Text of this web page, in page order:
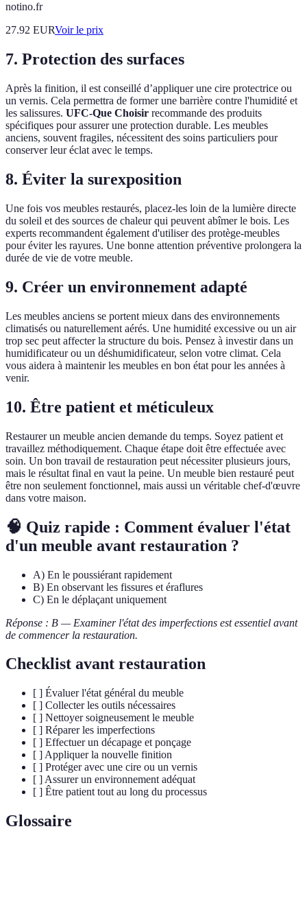
notino.fr
27.92 EURVoir le prix
7. Protection des surfaces
Après la finition, il est conseillé d’appliquer une cire protectrice ou
un vernis. Cela permettra de former une barrière contre l'humidité et
les salissures. UFC-Que Choisir recommande des produits
spécifiques pour assurer une protection durable. Les meubles
anciens, souvent fragiles, nécessitent des soins particuliers pour
conserver leur éclat avec le temps.
8. Éviter la surexposition
Une fois vos meubles restaurés, placez-les loin de la lumière directe
du soleil et des sources de chaleur qui peuvent abîmer le bois. Les
experts recommandent également d'utiliser des protège-meubles
pour éviter les rayures. Une bonne attention préventive prolongera la
durée de vie de votre meuble.
9. Créer un environnement adapté
Les meubles anciens se portent mieux dans des environnements
climatisés ou naturellement aérés. Une humidité excessive ou un air
trop sec peut affecter la structure du bois. Pensez à investir dans un
humidificateur ou un déshumidificateur, selon votre climat. Cela
vous aidera à maintenir les meubles en bon état pour les années à
venir.
10. Être patient et méticuleux
Restaurer un meuble ancien demande du temps. Soyez patient et
travaillez méthodiquement. Chaque étape doit être effectuée avec
soin. Un bon travail de restauration peut nécessiter plusieurs jours,
mais le résultat final en vaut la peine. Un meuble bien restauré peut
être non seulement fonctionnel, mais aussi un véritable chef-d'œuvre
dans votre maison.
🧠 Quiz rapide : Comment évaluer l'état
d'un meuble avant restauration ?
A) En le poussiérant rapidement
B) En observant les fissures et éraflures
C) En le déplaçant uniquement
Réponse : B — Examiner l'état des imperfections est essentiel avant
de commencer la restauration.
Checklist avant restauration
[ ] Évaluer l'état général du meuble
[ ] Collecter les outils nécessaires
[ ] Nettoyer soigneusement le meuble
[ ] Réparer les imperfections
[ ] Effectuer un décapage et ponçage
[ ] Appliquer la nouvelle finition
[ ] Protéger avec une cire ou un vernis
[ ] Assurer un environnement adéquat
[ ] Être patient tout au long du processus
Glossaire